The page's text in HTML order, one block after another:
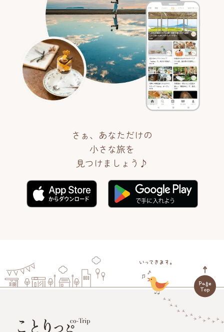
さぁ、あなただけの
小さな旅を
見つけましょう♪